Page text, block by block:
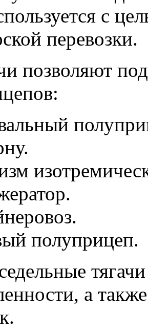
с
перевозки.
позволяют
полуприцеп.
а